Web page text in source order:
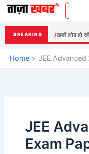
Skip
content
BREAKING खबरें लोड हो
Home JEE Advanced
JEE
Exam